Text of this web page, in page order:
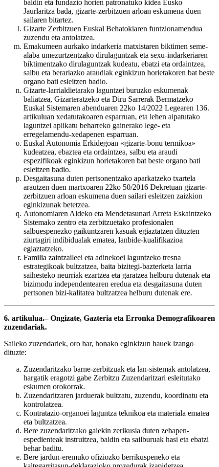
baldin eta fundazio horien patronatuko kidea Eusko
Jaurlaritza bada, gizarte-zerbitzuen arloan eskumena duen
sailaren bitartez.
Gizarte Zerbitzuen Euskal Behatokiaren funtzionamendua
zuzendu eta antolatzea.
Emakumeen aurkako indarkeria matxistaren biktimen seme-
alaba umezurtzentzako dirulaguntzak eta sexu-indarkeriaren
biktimentzako dirulaguntzak kudeatu, ebatzi eta ordaintzea,
salbu eta berariazko araudiak eginkizun horietakoren bat beste
organo bati esleitzen badio.
Gizarte-larrialdietarako laguntzei buruzko eskumenak
baliatzea, Gizarteratzeko eta Diru Sarrerak Bermatzeko
Euskal Sistemaren abenduaren 22ko 14/2022 Legearen 136.
artikuluan xedatutakoaren esparruan, eta lehen aipatutako
laguntzei aplikatu beharreko gainerako lege- eta
erregelamendu-xedapenen esparruan.
Euskal Autonomia Erkidegoan «gizarte-bonu termikoa»
kudeatzea, ebaztea eta ordaintzea, salbu eta araudi
espezifikoak eginkizun horietakoren bat beste organo bati
esleitzen badio.
Desgaitasuna duten pertsonentzako aparkatzeko txartela
arautzen duen martxoaren 22ko 50/2016 Dekretuan gizarte-
zerbitzuen arloan eskumena duen sailari esleitzen zaizkion
eginkizunak betetzea.
Autonomiaren Aldeko eta Mendetasunari Arreta Eskaintzeko
Sistemako zentro eta zerbitzuetako profesionalen
salbuespenezko gaikuntzaren kasuak egiaztatzen dituzten
ziurtagiri indibidualak ematea, lanbide-kualifikazioa
egiaztatzeko.
Familia zaintzaileei eta adinekoei laguntzeko tresna
estrategikoak bultzatzea, baita bizitegi-bazterketa larria
saihesteko neurriak ezartzea eta garatzea helburu dutenak eta
bizimodu independentearen eredua eta desgaitasuna duten
pertsonen bizi-kalitatea bultzatzea helburu dutenak ere.
6. artikulua.– Ongizate, Gazteria eta Erronka Demografikoaren
zuzendariak.
Saileko zuzendariek, oro har, honako eginkizun hauek izango
dituzte:
Zuzendaritzako barne-zerbitzuak eta lan-sistemak antolatzea,
hargatik eragotzi gabe Zerbitzu Zuzendaritzari esleitutako
eskumen orokorrak.
Zuzendaritzaren jarduerak bultzatu, zuzendu, koordinatu eta
kontrolatzea.
Kontratazio-organoei laguntza teknikoa eta materiala ematea
eta bultzatzea.
Bere zuzendaritzako gaiekin zerikusia duten zehapen-
espedienteak instruitzea, baldin eta sailburuak hasi eta ebatzi
behar baditu.
Bere jardun-eremuko ofiziozko berrikuspeneko eta